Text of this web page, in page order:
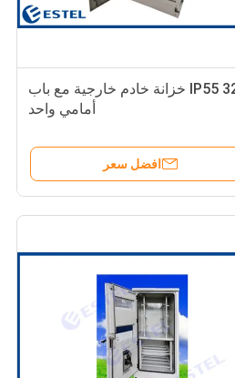
IP55 32U خزانة خادم خارجية مع باب
أمامي واحد
افضل سعر